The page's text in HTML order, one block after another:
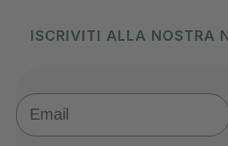
ISCRIVITI ALLA NOSTRA
Email